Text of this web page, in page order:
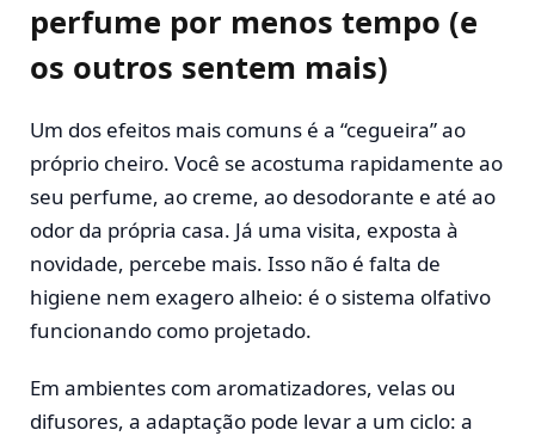
perfume por menos tempo (e
os outros sentem mais)
Um dos efeitos mais comuns é a “cegueira” ao
próprio cheiro. Você se acostuma rapidamente ao
seu perfume, ao creme, ao desodorante e até ao
odor da própria casa. Já uma visita, exposta à
novidade, percebe mais. Isso não é falta de
higiene nem exagero alheio: é o sistema olfativo
funcionando como projetado.
Em ambientes com aromatizadores, velas ou
difusores, a adaptação pode levar a um ciclo: a